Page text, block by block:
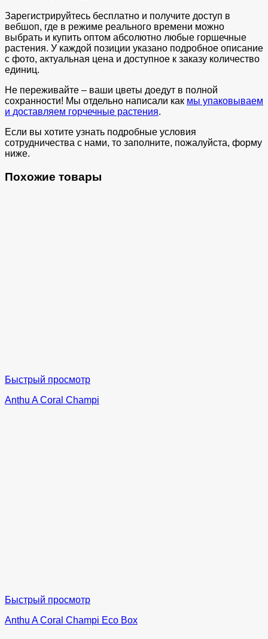
Зарегистрируйтесь бесплатно и получите доступ в
вебшоп, где в режиме реального времени можно
выбрать и купить оптом абсолютно любые горшечные
растения. У каждой позиции указано подробное описание
с фото, актуальная цена и доступное к заказу количество
единиц.
Не переживайте – ваши цветы доедут в полной
сохранности! Мы отдельно написали как мы упаковываем
и доставляем горчечные растения.
Если вы хотите узнать подробные условия
сотрудничества с нами, то заполните, пожалуйста, форму
ниже.
Похожие товары
Быстрый просмотр
Anthu A Coral Champi
Быстрый просмотр
Anthu A Coral Champi Eco Box